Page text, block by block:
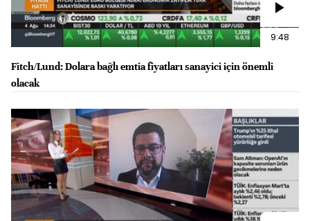
9:48
Fitch/Lund: Dolara bağlı emtia fiyatları sanayici için önemli
olacak